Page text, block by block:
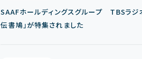
SAAFホールディングスグループ TBSラジオ
伝書鳩」が特集されました